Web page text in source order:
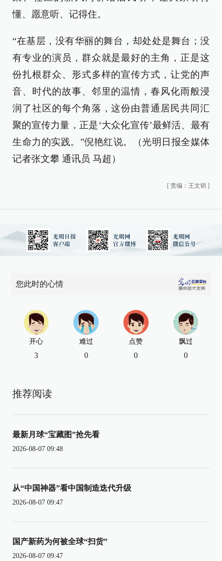
懂、愿意听、记得住。
“在基层，没有华丽的舞台，却处处是舞台；没
有专业的演员，群众就是最好的主角，正是这
份扎根群众、形式多样的宣传方式，让党的声
音、时代的故事、邻里的温情，春风化雨般浸
润了社区的每个角落，这份由普通居民共同汇
聚的宣传力量，正是‘大众化宣传’最鲜活、最有
生命力的实践。”倪艳红说。（光明日报全媒体
记者张文攀 通讯员 马超）
[ 责编：王文韬 ]
您此时的心情
开心
3
难过
0
点赞
0
飘过
0
推荐阅读
最新月球“宝藏图”抢先看
2026-08-07 09:48
从“中国神器”看中国制造迭代升级
2026-08-07 09:47
国产新药为何被全球“扫货”
2026-08-07 09:47